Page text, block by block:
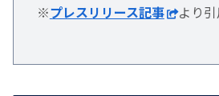
※プレスリリース記事 より